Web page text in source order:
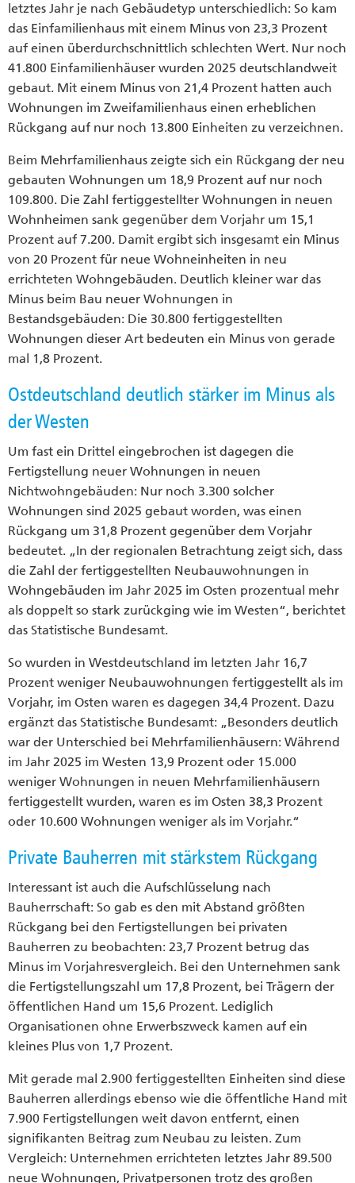
letztes Jahr je nach Gebäudetyp unterschiedlich: So kam
das Einfamilienhaus mit einem Minus von 23,3 Prozent
auf einen überdurchschnittlich schlechten Wert. Nur noch
41.800 Einfamilienhäuser wurden 2025 deutschlandweit
gebaut. Mit einem Minus von 21,4 Prozent hatten auch
Wohnungen im Zweifamilienhaus einen erheblichen
Rückgang auf nur noch 13.800 Einheiten zu verzeichnen.
Beim Mehrfamilienhaus zeigte sich ein Rückgang der neu
gebauten Wohnungen um 18,9 Prozent auf nur noch
109.800. Die Zahl fertiggestellter Wohnungen in neuen
Wohnheimen sank gegenüber dem Vorjahr um 15,1
Prozent auf 7.200. Damit ergibt sich insgesamt ein Minus
von 20 Prozent für neue Wohneinheiten in neu
errichteten Wohngebäuden. Deutlich kleiner war das
Minus beim Bau neuer Wohnungen in
Bestandsgebäuden: Die 30.800 fertiggestellten
Wohnungen dieser Art bedeuten ein Minus von gerade
mal 1,8 Prozent.
Ostdeutschland deutlich stärker im Minus als
der Westen
Um fast ein Drittel eingebrochen ist dagegen die
Fertigstellung neuer Wohnungen in neuen
Nichtwohngebäuden: Nur noch 3.300 solcher
Wohnungen sind 2025 gebaut worden, was einen
Rückgang um 31,8 Prozent gegenüber dem Vorjahr
bedeutet. „In der regionalen Betrachtung zeigt sich, dass
die Zahl der fertiggestellten Neubauwohnungen in
Wohngebäuden im Jahr 2025 im Osten prozentual mehr
als doppelt so stark zurückging wie im Westen“, berichtet
das Statistische Bundesamt.
So wurden in Westdeutschland im letzten Jahr 16,7
Prozent weniger Neubauwohnungen fertiggestellt als im
Vorjahr, im Osten waren es dagegen 34,4 Prozent. Dazu
ergänzt das Statistische Bundesamt: „Besonders deutlich
war der Unterschied bei Mehrfamilienhäusern: Während
im Jahr 2025 im Westen 13,9 Prozent oder 15.000
weniger Wohnungen in neuen Mehrfamilienhäusern
fertiggestellt wurden, waren es im Osten 38,3 Prozent
oder 10.600 Wohnungen weniger als im Vorjahr.“
Private Bauherren mit stärkstem Rückgang
Interessant ist auch die Aufschlüsselung nach
Bauherrschaft: So gab es den mit Abstand größten
Rückgang bei den Fertigstellungen bei privaten
Bauherren zu beobachten: 23,7 Prozent betrug das
Minus im Vorjahresvergleich. Bei den Unternehmen sank
die Fertigstellungszahl um 17,8 Prozent, bei Trägern der
öffentlichen Hand um 15,6 Prozent. Lediglich
Organisationen ohne Erwerbszweck kamen auf ein
kleines Plus von 1,7 Prozent.
Mit gerade mal 2.900 fertiggestellten Einheiten sind diese
Bauherren allerdings ebenso wie die öffentliche Hand mit
7.900 Fertigstellungen weit davon entfernt, einen
signifikanten Beitrag zum Neubau zu leisten. Zum
Vergleich: Unternehmen errichteten letztes Jahr 89.500
neue Wohnungen, Privatpersonen trotz des großen